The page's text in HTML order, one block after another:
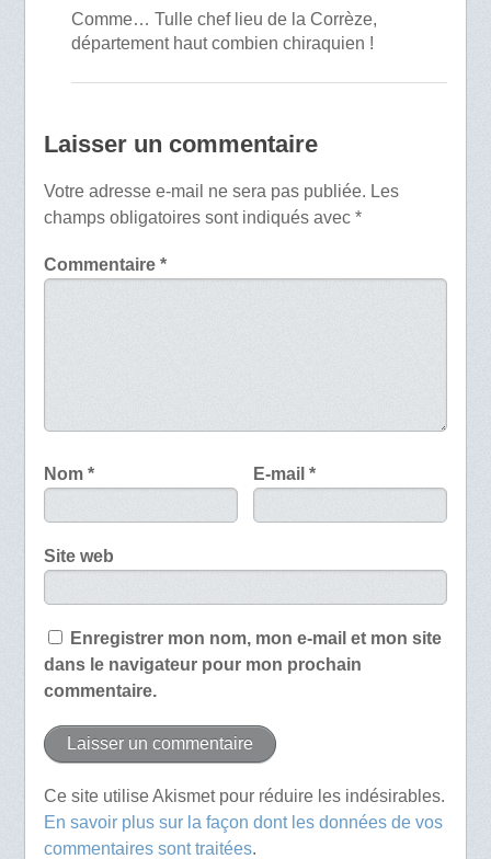
Comme… Tulle chef lieu de la Corrèze,
département haut combien chiraquien !
Laisser un commentaire
Votre adresse e-mail ne sera pas publiée. Les
champs obligatoires sont indiqués avec *
Commentaire *
Nom * E-mail*
Site web
Enregistrer mon nom, mon e-mail et mon site
dans le navigateur pour mon prochain
commentaire.
Ce site utilise Akismet pour réduire les indésirables.
En savoir plus sur la façon dont les données de vos
commentaires sont traitées.